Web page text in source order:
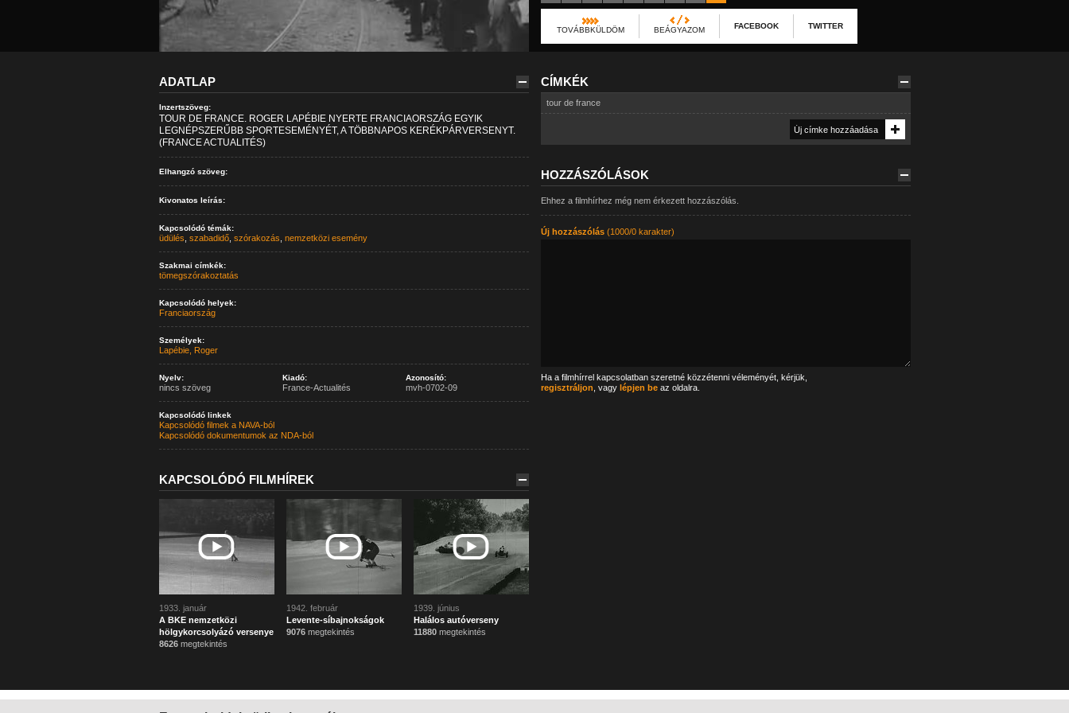
TOVÁBBKÜLDÖM BEÁGYAZOM FACEBOOK TWITTER
ADATLAP
Inzertszöveg:
TOUR DE FRANCE. ROGER LAPÉBIE NYERTE FRANCIAORSZÁG EGYIK
LEGNÉPSZERŰBB SPORTESEMÉNYÉT, A TÖBBNAPOS KERÉKPÁRVERSENYT.
(FRANCE ACTUALITÉS)
Elhangzó szöveg:
Kivonatos leírás:
Kapcsolódó témák:
üdülés szabadidő, szórakozás nemzetközi esemény
Szakmai címkék:
tömegszórakoztatás
Kapcsolódó helyek:
Franciaország
Személyek:
Lapébie, Roger
Nyelv:
nincs szöveg
Kiadó:
France-Actualités
Azonosító:
mvh-0702-09
Kapcsolódó linkek
Kapcsolódó filmek a NAVA-ból
Kapcsolódó dokumentumok az NDA-ból
KAPCSOLÓDÓ FILMHÍREK
1933. január
A BKE nemzetközi
hölgykorcsolyázó versenye
8626megtekintés
1942. február
Levente-síbajnokságok
9076megtekintés
1939. június
Halálos autóverseny
11880megtekintés
CÍMKÉK
tour de france
HOZZÁSZÓLÁSOK
Ehhez a filmhírhez még nem érkezett hozzászólás.
Új hozzászólás(1000/0 karakter)
Ha a filmhírrel kapcsolatban szeretné közzétenni véleményét, kérjük,
regisztráljon , vagy lépjen beaz oldalra.